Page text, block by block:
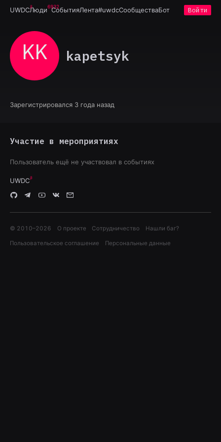
UWDCЛюди6932
СобытияЛента#uwdcСообществаБот Войти
KK kapetsyk
Зарегистрировался 3 года назад
Участие в мероприятиях
Пользователь ещё не участвовал в событиях
UWDC
© 2010–2026 О проекте Сотрудничество Нашли баг?
Пользовательское соглашение Персональные данные